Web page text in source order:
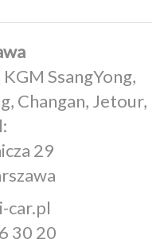
SsangYong,
Changan, Jetour,
29
car.pl
30 20